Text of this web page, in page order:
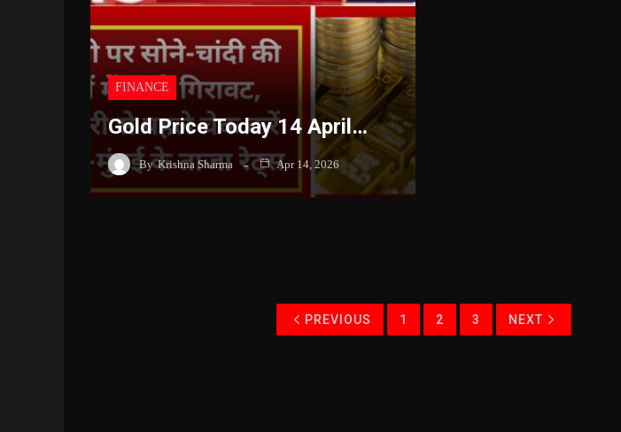
FINANCE
Gold Price Today 14 April…
By Krishna Sharma Apr 14, 2026
PREVIOUS 1 2 3 NEXT